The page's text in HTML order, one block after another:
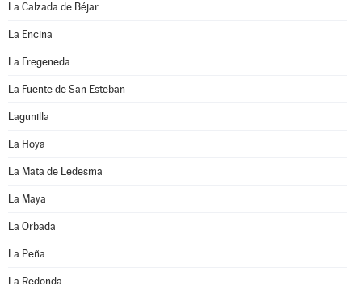
La Calzada de Béjar
La Encina
La Fregeneda
La Fuente de San Esteban
Lagunilla
La Hoya
La Mata de Ledesma
La Maya
La Orbada
La Peña
La Redonda